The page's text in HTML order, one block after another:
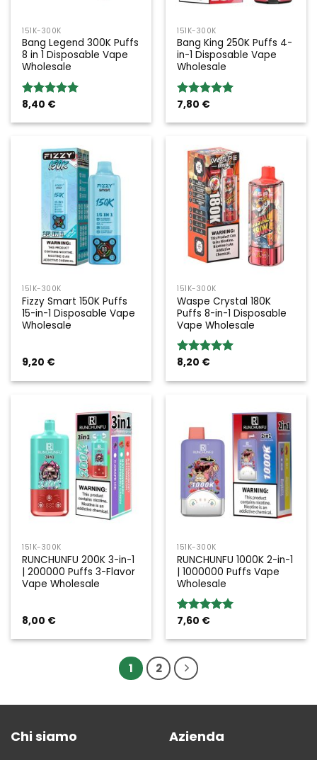
151K-300K
Bang Legend 300K Puffs
8 in 1 Disposable Vape
Wholesale
Rated5.00
8,40 €
151K-300K
Bang King 250K Puffs 4-
in-1 Disposable Vape
Wholesale
Rated5.00
7,80 €
151K-300K
Fizzy Smart 150K Puffs
15-in-1 Disposable Vape
Wholesale
9,20 €
151K-300K
Waspe Crystal 180K
Puffs 8-in-1 Disposable
Vape Wholesale
Rated5.00
8,20 €
151K-300K
RUNCHUNFU 200K 3-in-1
| 200000 Puffs 3-Flavor
Vape Wholesale
8,00 €
151K-300K
RUNCHUNFU 1000K 2-in-1
| 1000000 Puffs Vape
Wholesale
Rated5.00
7,60 €
1 2
Chi siamo Azienda